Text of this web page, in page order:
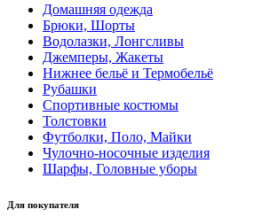
Домашняя одежда
Брюки, Шорты
Водолазки, Лонгсливы
Джемперы, Жакеты
Нижнее бельё и Термобельё
Рубашки
Спортивные костюмы
Толстовки
Футболки, Поло, Майки
Чулочно-носочные изделия
Шарфы, Головные уборы
Для покупателя